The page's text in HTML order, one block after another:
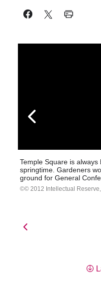
Temple Square is always
springtime. Gardeners
ground for General
© 2012 Intellectual